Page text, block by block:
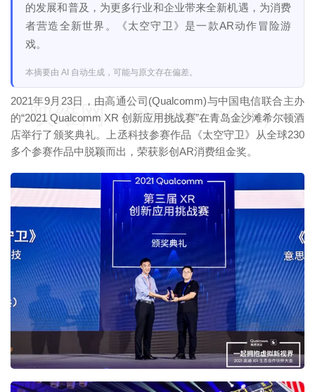
的发展和普及，为更多行业和企业带来全新机遇，为消费
者营造全新世界。《太空守卫》是一款AR动作冒险游
戏。
本摘要由 AI 自动生成，可能与原文存在偏差。
2021年9月23日，由高通公司(Qualcomm)与中国电信联合主办
的“2021 Qualcomm XR 创新应用挑战赛”在青岛金沙滩希尔顿酒
店举行了颁奖典礼。上丞科技参赛作品《太空守卫》从全球230
多个参赛作品中脱颖而出，荣获影创AR消费组金奖。
映维网（nweon.com）
映维网（nweon.com）